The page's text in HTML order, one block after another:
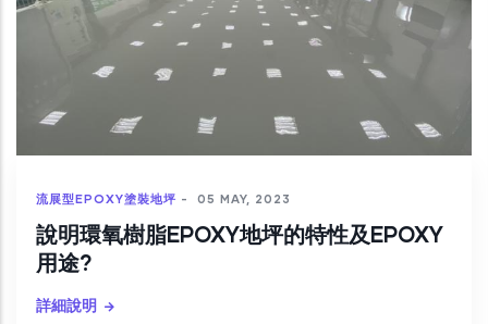
流展型EPOXY塗裝地坪 - 05 MAY, 2023
說明環氧樹脂EPOXY地坪的特性及EPOXY
用途?
詳細說明